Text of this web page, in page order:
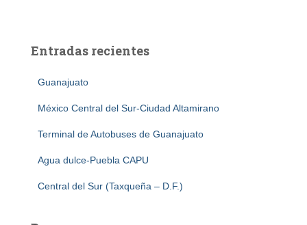
Entradas recientes
Guanajuato
México Central del Sur-Ciudad Altamirano
Terminal de Autobuses de Guanajuato
Agua dulce-Puebla CAPU
Central del Sur (Taxqueña – D.F.)